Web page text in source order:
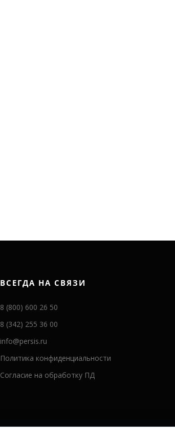
ВСЕГДА НА СВЯЗИ
8 (800) 600 26 50
8 (342) 255 36 00
info@persis.ru
Политика конфиденциальности
Согласие на обработку ПД